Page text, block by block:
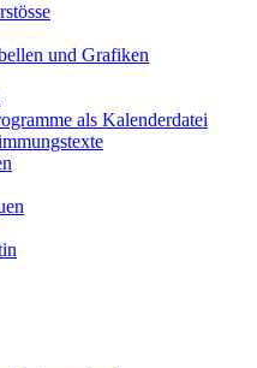
und Grafiken
als Kalenderdatei